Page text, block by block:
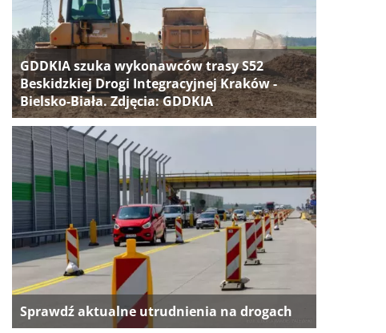
GDDKIA szuka wykonawców trasy S52
Beskidzkiej Drogi Integracyjnej Kraków -
Bielsko-Biała. Zdjęcia: GDDKIA
Sprawdź aktualne utrudnienia na drogach